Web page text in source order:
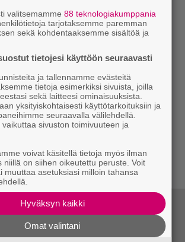
valitsemamme88 teknologiakumppania
tarjotaksemme paremman
sekä kohdentaaksemme sisältöä ja
tietojesi käyttöön seuraavasti
ja tallennamme evästeitä
tietoja esimerkiksi sivuista, joilla
sekä laitteesi ominaisuuksista.
yksityiskohtaisesti käyttötarkoituksiin ja
seuraavalla välilehdellä.
sivuston toimivuuteen ja
voivat käsitellä tietoja myös ilman
niillä on siihen oikeutettu peruste. Voit
muuttaa asetuksiasi milloin tahansa
Hyväksyn kaikki
Omat valintani